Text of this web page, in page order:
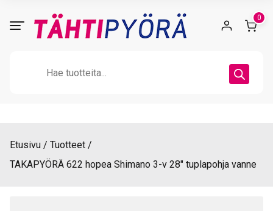
0
Etusivu
Tuotteet
TAKAPYÖRÄ 622 hopea Shimano 3-v 28″ tuplapohja vanne